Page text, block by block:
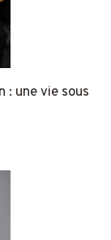
: une vie sous